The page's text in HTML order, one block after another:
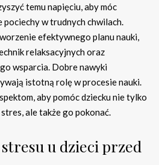
temu napięciu, aby móc
pociechy w trudnych chwilach.
efektywnego planu nauki,
relaksacyjnych oraz
wsparcia. Dobre nawyki
istotną rolę w procesie nauki.
aby pomóc dziecku nie tylko
ale także go pokonać.
stresu u dzieci przed